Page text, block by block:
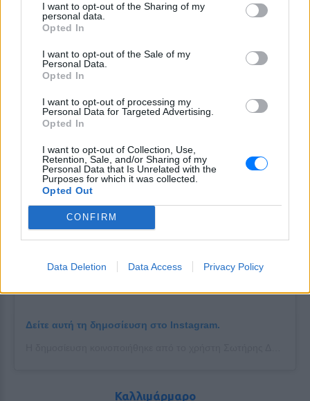
I want to opt-out of the Sharing of my
personal data.
Opted In
I want to opt-out of the Sale of my
Personal Data.
Opted In
I want to opt-out of processing my
Personal Data for Targeted Advertising.
Opted In
I want to opt-out of Collection, Use,
Retention, Sale, and/or Sharing of my
Personal Data that Is Unrelated with the
Purposes for which it was collected.
Opted Out
CONFIRM
Data Deletion Data Access Privacy Policy
Μπορείς να πας εκεί καθημερινά και όλες τις ώρες
για έναν περίπατο, είναι μια πολύ όμορφη εμπειρία!
από την άλλη τα πέτρινα μονοπάτια και τα αρχαία
μνημεία, είναι μοναδικά.
Μουσών 23, Αθήνα
Δείτε αυτή τη δημοσίευση στο Instagram.
Καλλιμάρμαρο